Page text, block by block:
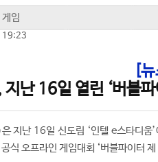
게임
[
지난 16일 열린 ‘버블
지난 16일 신도림 ‘인텔 e스타디움
식 오프라인 게임대회 ‘버블파이터